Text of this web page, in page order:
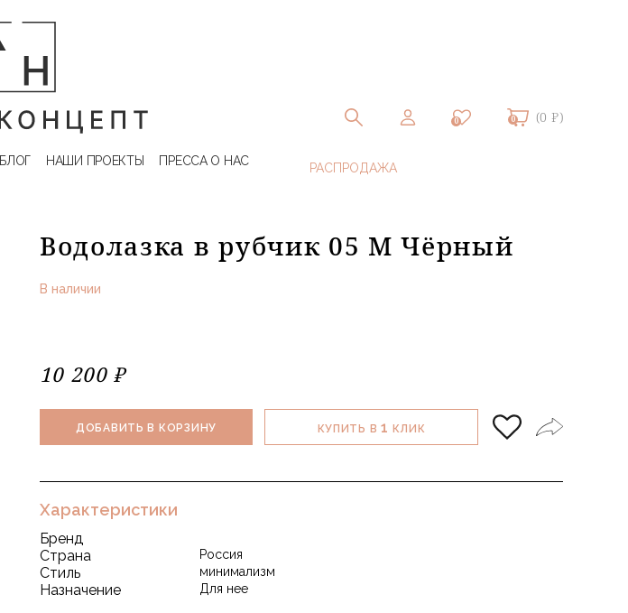
0 0 (0 ₽)
БЛОГ НАШИ ПРОЕКТЫ ПРЕССА О НАС
Водолазка в рубчик 05 M Чёрный
В наличии
10 200 ₽
ДОБАВИТЬ В КОРЗИНУ КУПИТЬ В1 КЛИК
Характеристики
Бренд
Страна
Россия
Стиль минимализм
Назначение Для нее